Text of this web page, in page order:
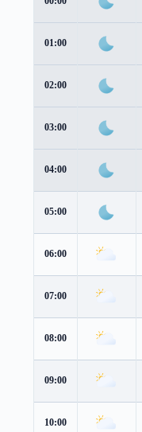
01:00
02:00
03:00
04:00
05:00
06:00
07:00
08:00
09:00
10:00